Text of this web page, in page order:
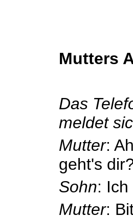
Mutters
Das
meldet
Mutter:
geht's
Sohn:
Mutter: